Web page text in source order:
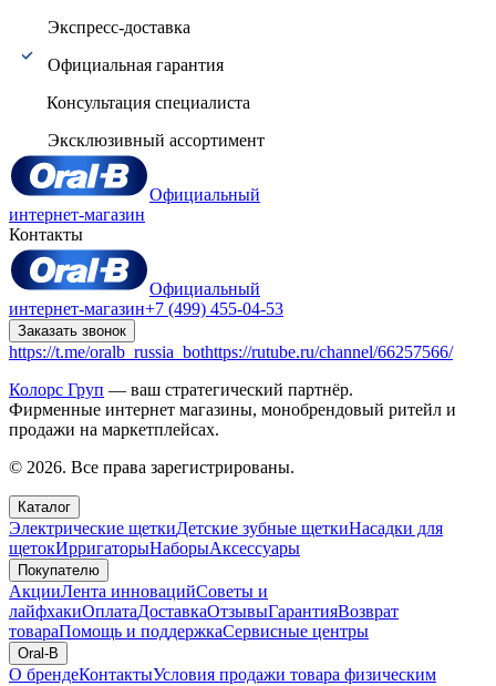
Экспресс-доставка
Официальная гарантия
Консультация специалиста
Эксклюзивный ассортимент
Официальный
интернет-магазин
Контакты
Официальный
интернет-магазин+7 (499) 455-04-53
Заказать звонок
https://t.me/oralb_russia_bothttps://rutube.ru/channel/66257566/
Колорс Груп — ваш стратегический партнёр.
Фирменные интернет магазины, монобрендовый ритейл и
продажи на маркетплейсах.
© 2026. Все права зарегистрированы.
Каталог
Электрические щеткиДетские зубные щеткиНасадки для
щетокИрригаторыНаборыАксессуары
Покупателю
АкцииЛента инновацийСоветы и
лайфхакиОплатаДоставкаОтзывыГарантияВозврат
товараПомощь и поддержкаСервисные центры
Oral-B
О брендеКонтактыУсловия продажи товара физическим